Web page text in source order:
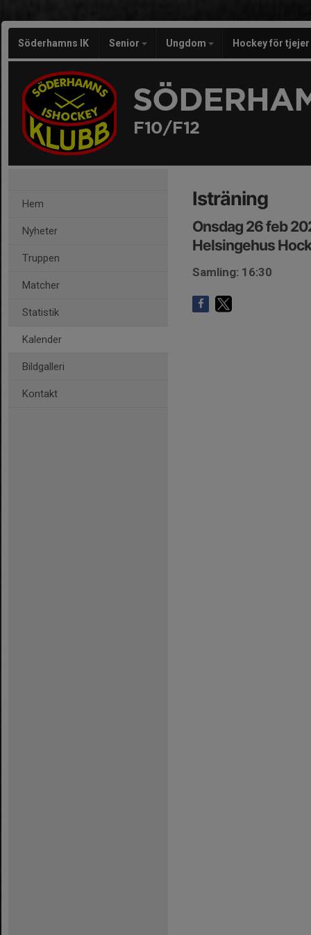
Söderhamns IK Senior Ungdom Hockey för tjejer
F10/F12
Hem
Nyheter
Truppen
Matcher
Statistik
Kalender
Bildgalleri
Kontakt
Isträning
Onsdag 26 feb
Helsingehus
Samling: 16:30